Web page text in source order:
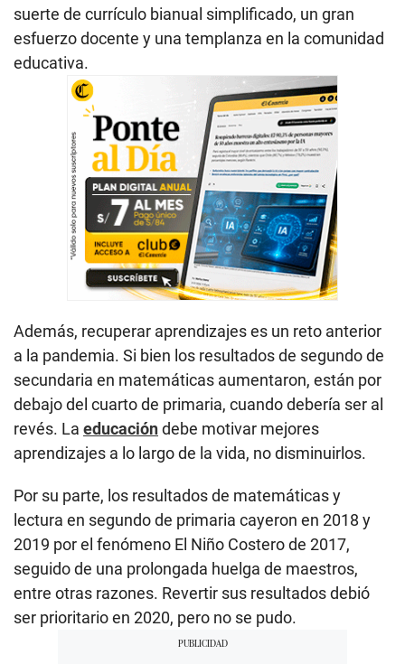
suerte de currículo bianual simplificado, un gran
esfuerzo docente y una templanza en la comunidad
educativa.
Además, recuperar aprendizajes es un reto anterior
a la pandemia. Si bien los resultados de segundo de
secundaria en matemáticas aumentaron, están por
debajo del cuarto de primaria, cuando debería ser al
revés. La educacióndebe motivar mejores
aprendizajes a lo largo de la vida, no disminuirlos.
Por su parte, los resultados de matemáticas y
lectura en segundo de primaria cayeron en 2018 y
2019 por el fenómeno El Niño Costero de 2017,
seguido de una prolongada huelga de maestros,
entre otras razones. Revertir sus resultados debió
ser prioritario en 2020, pero no se pudo.